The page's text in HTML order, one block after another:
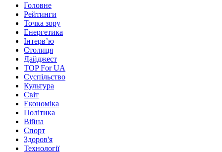
Головне
Рейтинги
Точка зору
Енергетика
Інтерв’ю
Столиця
Дайджест
TOP For UA
Суспiльство
Культура
Світ
Економіка
Політика
Війна
Спорт
Здоров'я
Технології